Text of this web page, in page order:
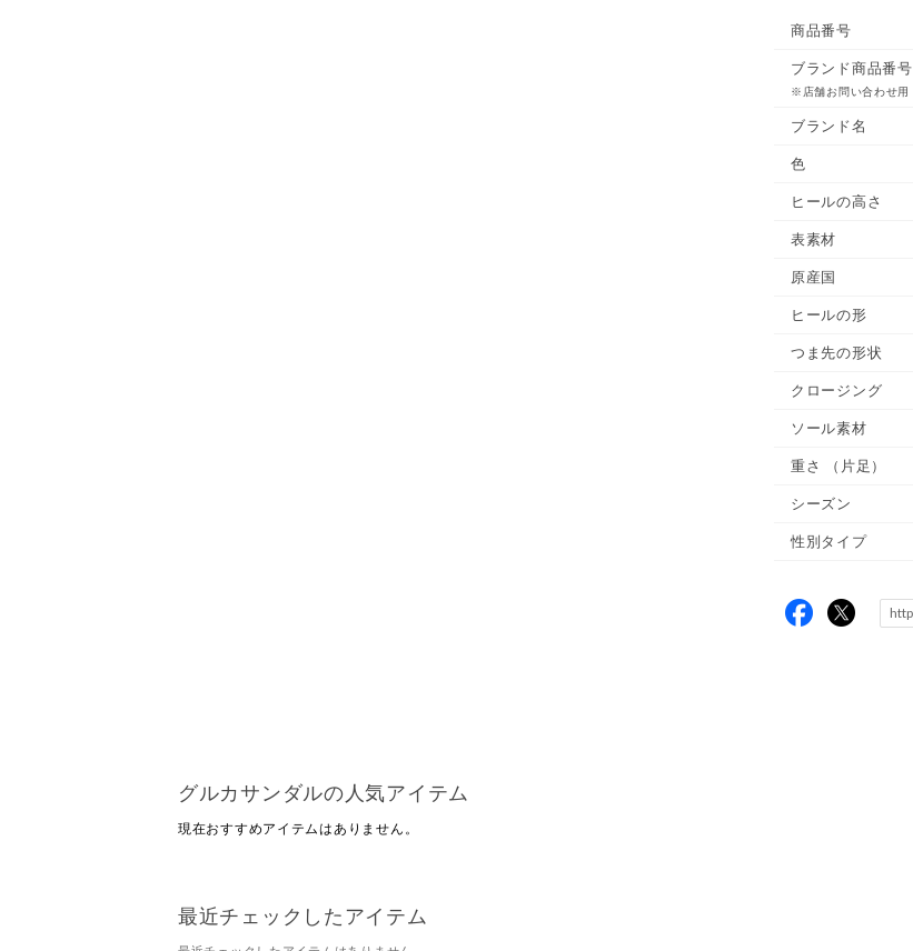
商品番号
ブランド商品番号
※店舗お問い合わせ用
ブランド名
色
ヒールの高さ
表素材
原産国
ヒールの形
つま先の形状
クロージング
ソール素材
重さ （片足）
シーズン
性別タイプ
グルカサンダルの人気アイテム
現在おすすめアイテムはありません。
最近チェックしたアイテム